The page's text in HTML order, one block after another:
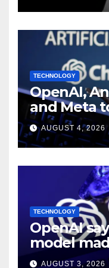
TECHNOLOGY
OpenAI,
and Meta
House AI
AUGUST 4, 2026
TECHNOLOGY
OpenAI
model
in 10 math
AUGUST 3, 2026